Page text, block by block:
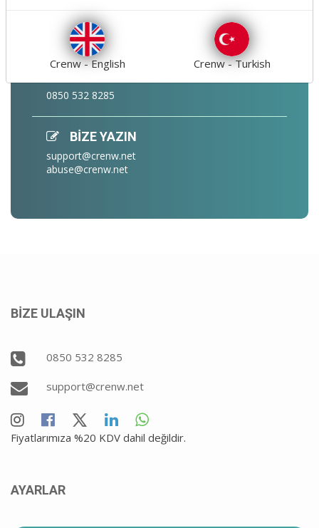
Karacaoba Mah. 2.(700) Sk. No:27 Nilüfer /
BURSA
Ziyarete geçici olarak kapalı
0850 532 8285
BİZE YAZIN
support@crenw.net
abuse@crenw.net
BİZE ULAŞIN
0850 532 8285
support@crenw.net
Fiyatlarımıza %20 KDV dahil değildir.
AYARLAR
Crenw - English Crenw - Turkish